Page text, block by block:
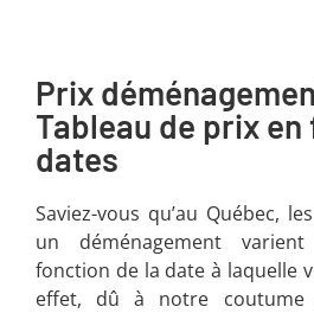
Prix
Tableau de prix
dates
Saviez-vous qu’au Québec,
un déménagement varient
fonction de la date à laquelle
effet, dû à notre coutume